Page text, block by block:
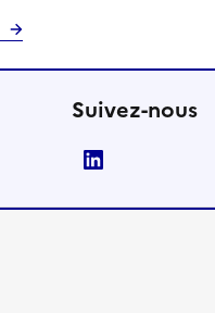
Suivez-nous